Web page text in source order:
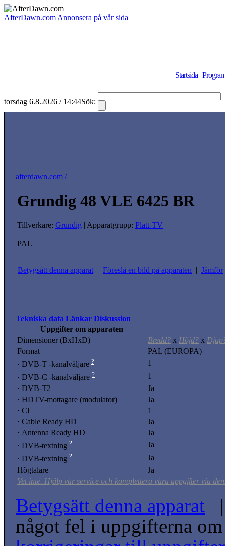
AfterDawn.com Annonsera på vår sida
Startsida
torsdag 6.8.2026 / 14:44Sök:
afterdawn.com /
Grundig 48 VLE 6425 BR
Tillverkare: Grundig | Apparatgrupp: Platt-TV
PAL
Betygsätt denna apparat | Föreslå en bild på apparaten | Jämför
Tekniska data Länkar Diskussion
Uppgifter om apparaten
Dimensioner (BxHxD)
Bredd? x Höjd? x
Format
PAL (EUROPA)
· DVB-T -kanalväljare ?
1
· DVB-C -kanalväljare ?
1
· DVB-T2
Ja
· HDTV-mottagare (modulator)
Ja
· CI
1
· Cable Ready HD
Ja
· Antenna Ready HD
Ja
· DVB-textning ?
Ja
· DVB-textning ?
Ja
Högtalare
Ja
Vet inte. Hjälp vår service och komplettera våra uppgifter via
Betygsätt denna apparat |
något fel i uppgifterna